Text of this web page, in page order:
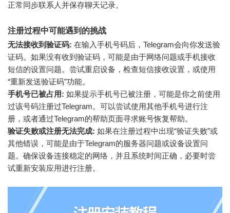
正常同步联系人并保存聊天记录。
注册过程中可能遇到的挑战
无法接收到验证码: 在输入手机号码后，Telegram会向你发送验
证码。如果没有收到验证码，可能是由于网络问题或手机接收
短信的设置问题。尝试重启设备，检查短信接收设置，或使用
“重新发送验证码”功能。
手机号已被占用: 如果提示手机号已被注册，可能是你之前使用
过该号码注册过Telegram。可以尝试使用其他手机号进行注
册，或者通过Telegram的帮助页面寻求账号恢复帮助。
验证失败或注册无法完成: 如果在注册过程中出现“验证失败”或
其他错误，可能是由于Telegram的服务器问题或设备设置问
题。确保设备连接稳定的网络，并且系统时间正确，必要时尝
试重新安装应用进行注册。